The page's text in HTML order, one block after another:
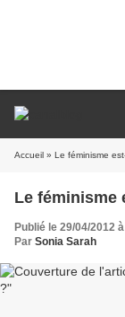
Accueil » Le féminisme
Le féminisme
Publié le 29/04/2012
Par Sonia Sarah